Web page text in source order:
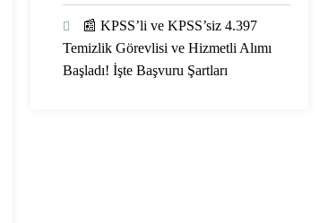
📰 KPSS’li ve KPSS’siz 4.397
Temizlik Görevlisi ve Hizmetli Alımı
Başladı! İşte Başvuru Şartları